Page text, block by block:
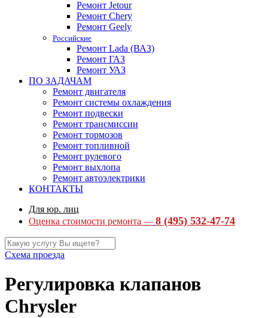
Ремонт Jetour
Ремонт Chery
Ремонт Geely
Российские
Ремонт Lada (ВАЗ)
Ремонт ГАЗ
Ремонт УАЗ
ПО ЗАДАЧАМ
Ремонт двигателя
Ремонт системы охлаждения
Ремонт подвески
Ремонт трансмиссии
Ремонт тормозов
Ремонт топливной
Ремонт рулевого
Ремонт выхлопа
Ремонт автоэлектрики
КОНТАКТЫ
Для юр. лиц
Оценка стоимости ремонта — 8 (495) 532-47-74
Схема проезда
Регулировка клапанов
Chrysler